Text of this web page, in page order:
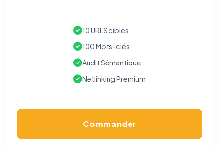
10 URLS cibles
100 Mots-clés
Audit Sémantique
Netlinking Premium
Commander
(cadre distinct du site web). Pour vous y
opposer : utilisez lelien dédié en pied de chaque courriel
vous opposer à ce suivi ») — sans vous désinscrire des envois — ou
contact@logicielreferencement.com